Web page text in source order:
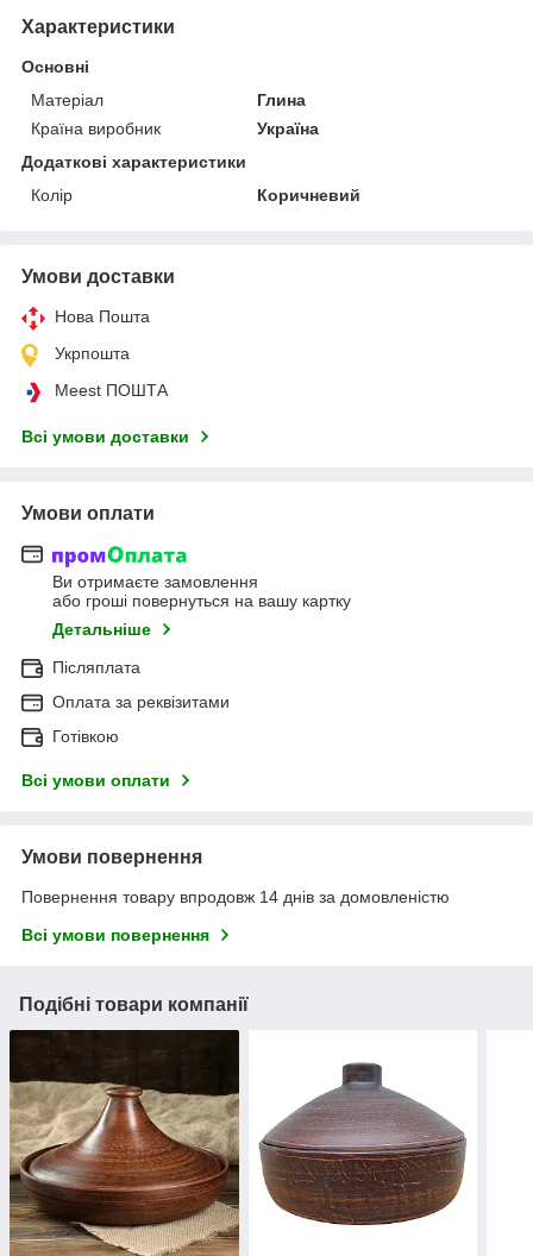
Характеристики
Основні
Матеріал
Глина
Країна виробник
Україна
Додаткові характеристики
Колір
Коричневий
Умови доставки
Нова Пошта
Укрпошта
Meest ПОШТА
Всі умови доставки
Умови оплати
Ви отримаєте замовлення
або гроші повернуться на вашу картку
Детальніше
Післяплата
Оплата за реквізитами
Готівкою
Всі умови оплати
Умови повернення
Повернення товару впродовж 14 днів за домовленістю
Всі умови повернення
Подібні товари компанії